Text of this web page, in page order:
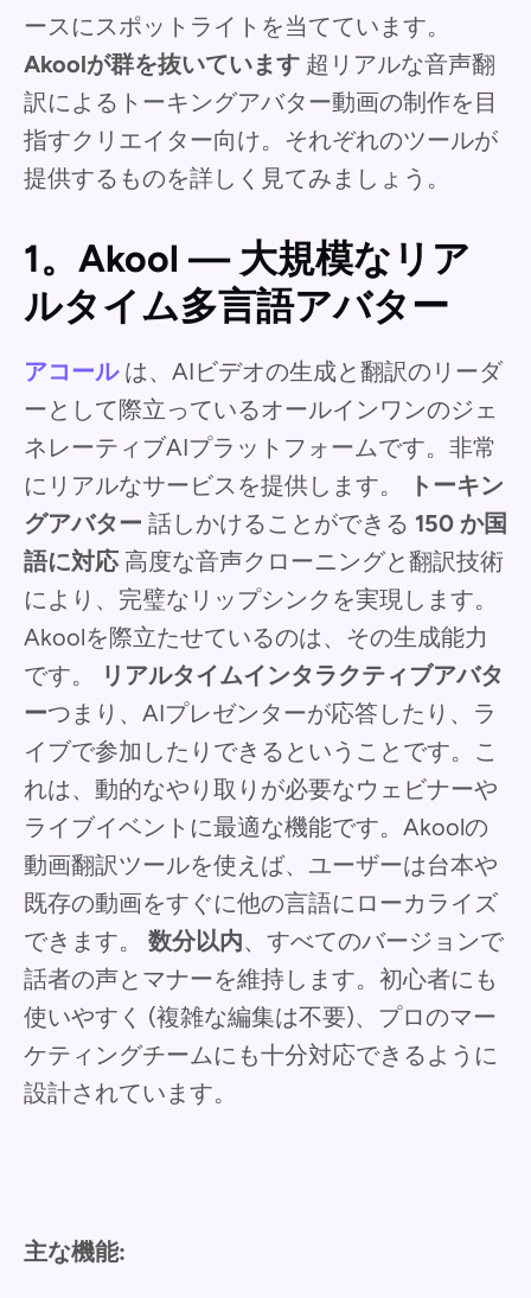
ースにスポットライトを当てています。
Akoolが群を抜いています 超リアルな音声翻
訳によるトーキングアバター動画の制作を目
指すクリエイター向け。それぞれのツールが
提供するものを詳しく見てみましょう。
1。Akool — 大規模なリア
ルタイム多言語アバター
アコール は、AIビデオの生成と翻訳のリーダ
ーとして際立っているオールインワンのジェ
ネレーティブAIプラットフォームです。非常
にリアルなサービスを提供します。
トーキン
グアバター 話しかけることができる 150 か国
語に対応高度な音声クローニングと翻訳技術
により、完璧なリップシンクを実現します。
Akoolを際立たせているのは、その生成能力
です。
リアルタイムインタラクティブアバタ
ーつまり、AIプレゼンターが応答したり、ラ
イブで参加したりできるということです。こ
れは、動的なやり取りが必要なウェビナーや
ライブイベントに最適な機能です。Akoolの
動画翻訳ツールを使えば、ユーザーは台本や
既存の動画をすぐに他の言語にローカライズ
できます。 数分以内、すべてのバージョンで
話者の声とマナーを維持します。初心者にも
使いやすく (複雑な編集は不要)、プロのマー
ケティングチームにも十分対応できるように
設計されています。
主な機能: